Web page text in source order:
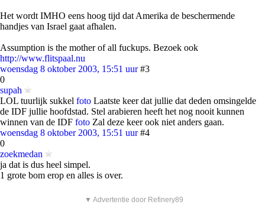
Het wordt IMHO eens hoog tijd dat Amerika de beschermende
handjes van Israel gaat afhalen.
Assumption is the mother of all fuckups. Bezoek ook
http://www.flitspaal.nu
woensdag 8 oktober 2003, 15:51 uur #3
0
supah
LOL tuurlijk sukkel foto Laatste keer dat jullie dat deden omsingelde
de IDF jullie hoofdstad. Stel arabieren heeft het nog nooit kunnen
winnen van de IDF foto Zal deze keer ook niet anders gaan.
woensdag 8 oktober 2003, 15:51 uur #4
0
zoekmedan
ja dat is dus heel simpel.
1 grote bom erop en alles is over.
▼ Advertentie door Refinery89